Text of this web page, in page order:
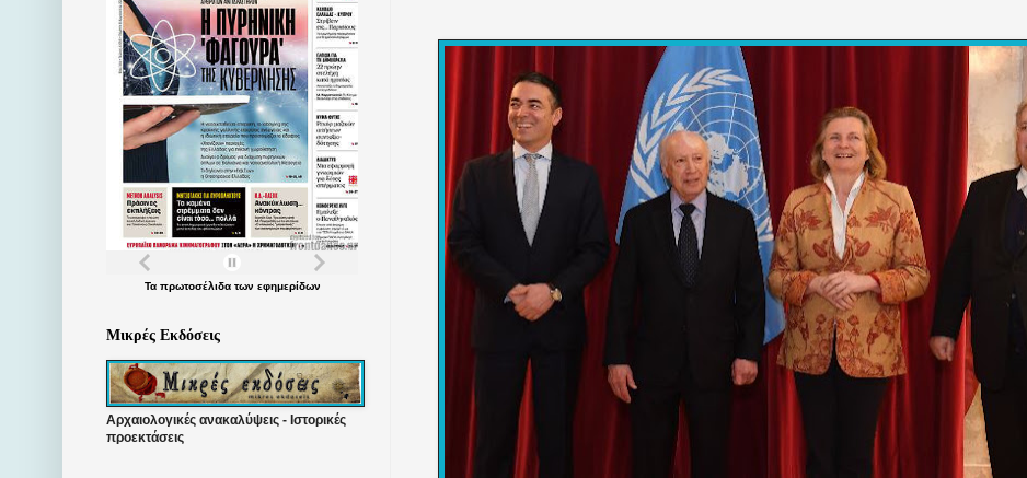
Τα πρωτοσέλιδατων εφημερίδων
Μικρές Εκδόσεις
Αρχαιολογικές ανακαλύψεις - Ιστορικές
προεκτάσεις